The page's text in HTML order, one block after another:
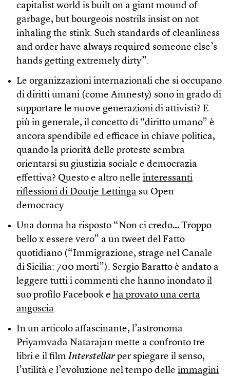
capitalist world is built on a giant mound of
garbage, but bourgeois nostrils insist on not
inhaling the stink. Such standards of cleanliness
and order have always required someone else’s
hands getting extremely dirty”.
Le organizzazioni internazionali che si occupano
di diritti umani (come Amnesty) sono in grado di
supportare le nuove generazioni di attivisti? E
più in generale, il concetto di “diritto umano” è
ancora spendibile ed efficace in chiave politica,
quando la priorità delle proteste sembra
orientarsi su giustizia sociale e democrazia
effettiva? Questo e altro nelle interessanti
riflessioni di Doutje Lettinga su Open
democracy.
Una donna ha risposto “Non ci credo… Troppo
bello x essere vero” a un tweet del Fatto
quotidiano (“Immigrazione, strage nel Canale
di Sicilia: 700 morti”). Sergio Baratto è andato a
leggere tutti i commenti che hanno inondato il
suo profilo Facebook e ha provato una certa
angoscia.
In un articolo affascinante, l’astronoma
Priyamvada Natarajan mette a confronto tre
libri e il film Interstellarper spiegare il senso,
l’utilità e l’evoluzione nel tempo delle immagini